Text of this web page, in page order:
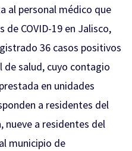
al personal médico que
COVID-19 en Jalisco,
36 casos positivos
de salud, cuyo contagio
en unidades
a residentes del
nueve a residentes del
municipio de